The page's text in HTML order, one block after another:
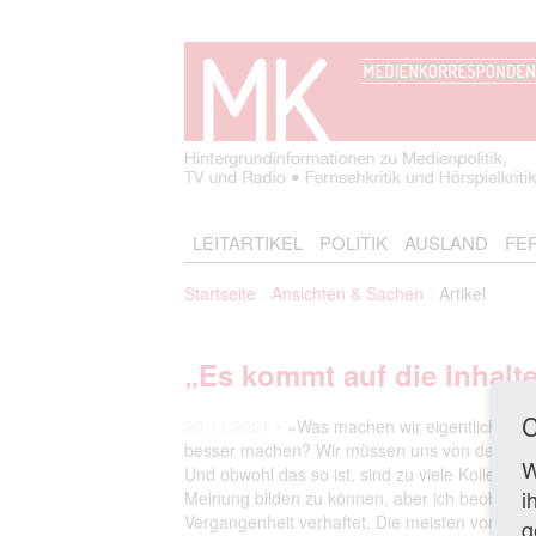
LEITARTIKEL POLITIK AUSLAND
Startseite Ansichten & Sachen Artikel
„Es kommt auf die
«Was machen wir eigentlich
besser machen? Wir müssen uns von dem
Und obwohl das so ist, sind zu viele Kollegen
Meinung bilden zu können, aber ich
Vergangenheit verhaftet. Die meisten von